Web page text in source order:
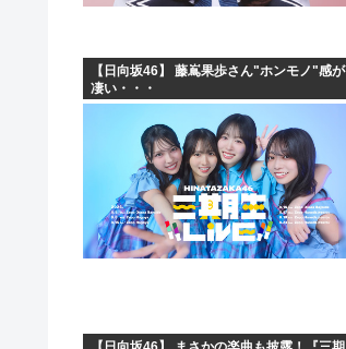
【日向坂46】 藤嶌果歩さん"ホンモノ"感が
凄い・・・